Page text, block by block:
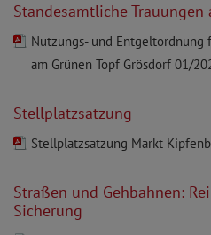
Standesamtliche Trauungen
Nutzungs- und Entgeltordnung
am Grünen Topf Grösdorf 01/
Stellplatzsatzung
Stellplatzsatzung Markt
Straßen und Gehbahnen:
Sicherung